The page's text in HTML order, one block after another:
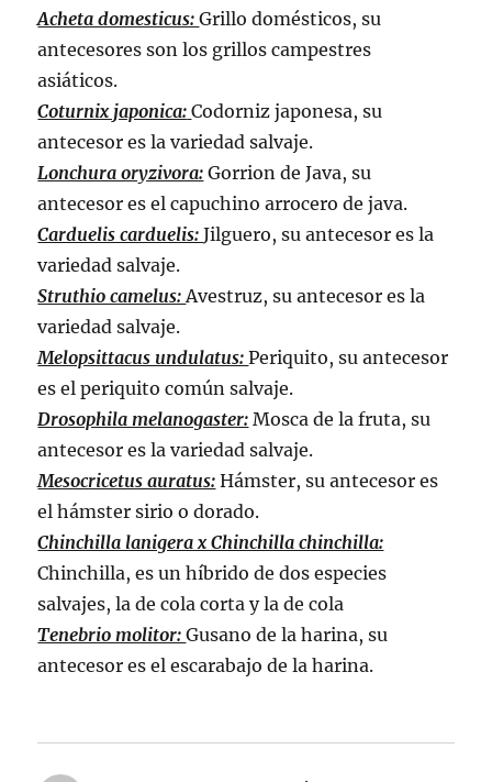
Acheta domesticus:Grillo domésticos, su
antecesores son los grillos campestres
asiáticos.
Coturnix japonica: Codorniz japonesa, su
antecesor es la variedad salvaje.
Lonchura oryzivora: Gorrion de Java, su
antecesor es el capuchino arrocero de java.
Carduelis carduelis:Jilguero, su antecesor es la
variedad salvaje.
Struthio camelus: Avestruz, su antecesor es la
variedad salvaje.
Melopsittacus undulatus:Periquito, su antecesor
es el periquito común salvaje.
Drosophila melanogaster: Mosca de la fruta, su
antecesor es la variedad salvaje.
Mesocricetus auratus: Hámster, su antecesor es
el hámster sirio o dorado.
Chinchilla lanigera x Chinchilla chinchilla:
Chinchilla, es un híbrido de dos especies
salvajes, la de cola corta y la de cola
Tenebrio molitor:Gusano de la harina, su
antecesor es el escarabajo de la harina.